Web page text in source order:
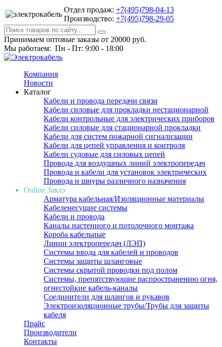
Отдел продаж: +7(495)798-04-13
Производство: +7(495)798-29-05
Принимаем оптовые заказы от 20000 руб.
Мы работаем: Пн - Пт: 9:00 - 18:00
Компания
Новости
Каталог
Кабели и провода передачи связи
Кабели силовые для прокладки нестационарной
Кабели контрольные для электрических приборов
Кабели силовые для стационарной прокладки
Кабели для систем пожарной сигнализации
Кабели для цепей управления и контроля
Кабели судовые для силовых цепей
Провода для воздушных линий электропередач
Провода и кабели для установок электрических
Провода и шнуры различного назначения
Online Заказ
Арматура кабельная/Изоляционные материалы
Кабеленесущие системы
Кабели и провода
Каналы настенного и потолочного монтажа
Короба кабельные
Линии электропередач (ЛЭП)
Системы ввода для кабелей и проводов
Системы защиты шланговые
Системы скрытой проводки под полом
Системы, препятствующие распространению огня,
огнестойкие кабель-каналы
Соединители для шлангов и рукавов
Электроизоляционные трубы/Трубы для защиты
кабеля
Прайс
Производители
Контакты